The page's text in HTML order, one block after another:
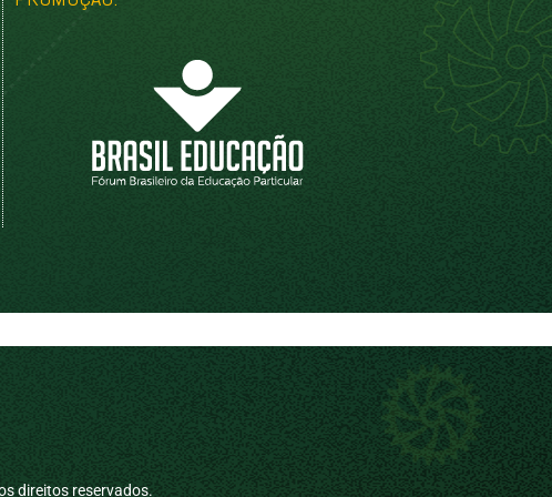
direitos reservados.